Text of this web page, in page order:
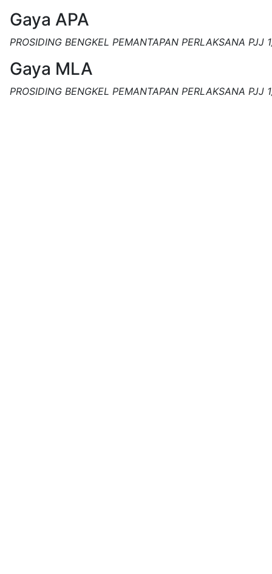
Gaya APA
PROSIDING BENGKEL PEMANTAPAN PERLAKSANA PJJ
Gaya MLA
PROSIDING BENGKEL PEMANTAPAN PERLAKSANA PJJ